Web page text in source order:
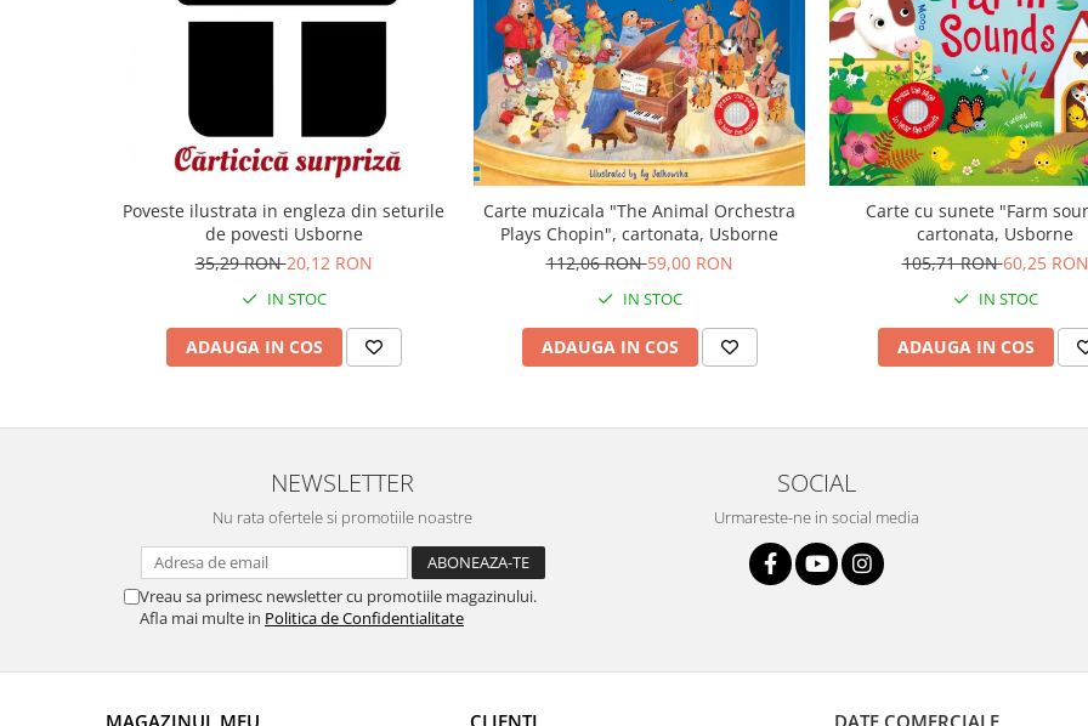
Poveste ilustrata in engleza din seturile
de povesti Usborne
35,29 RON20,12 RON
IN STOC
ADAUGA IN COS
Carte muzicala "The Animal Orchestra
Plays Chopin", cartonata, Usborne
112,06 RON59,00 RON
IN STOC
ADAUGA IN COS
Carte cu sunete "Farm
cartonata, Usborne
105,71 RON60,25 RON
IN STOC
ADAUGA IN COS
NEWSLETTER
Nu rata ofertele si promotiile noastre
Vreau sa primesc newsletter cu promotiile magazinului.
Afla mai multe in Politica de Confidentialitate
SOCIAL
Urmareste-ne in social media
MAGAZINUL MEU CLIENTI DATE COMERCIALE